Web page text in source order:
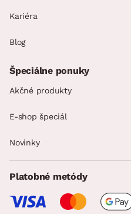
Kariéra
Blog
Špeciálne ponuky
Akčné produkty
E-shop špeciál
Novinky
Platobné metódy